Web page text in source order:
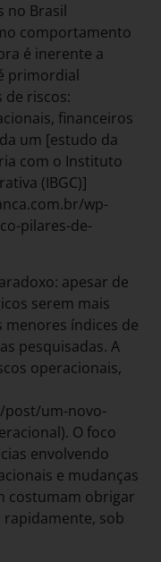
no Brasil
comportamento
é inerente a
primordial
de riscos:
financeiros
um [estudo da
com o Instituto
(IBGC)]
wp-
pilares-de-
apesar de
serem mais
menores índices de
pesquisadas. A
operacionais,
post/um-novo-
O foco
envolvendo
e mudanças
costumam obrigar
rapidamente, sob